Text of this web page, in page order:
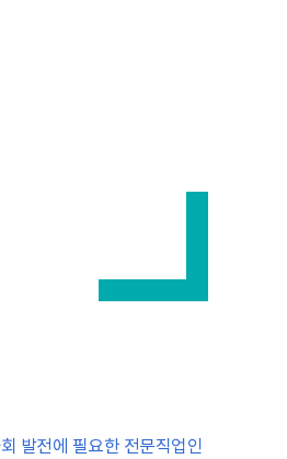
발전에 필요한 전문직업인